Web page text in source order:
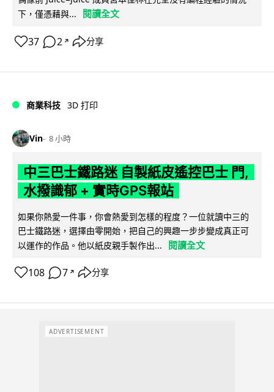
下，僅憑藉與...
閱讀全文
37 2 ↗ 分享
商業科技 3D 打印
Vin 8 小時
中三巴士鐵路迷 自製紙皮遙控巴士 門,
水撥識郁 + 實時GPS報站
如果你熱愛一件事，你會熱愛到怎樣的程度？一位就讀中三的
巴士鐵路迷，選擇由零開始，把自己的興趣一步步變成真正可
以運作的作品。他以紙皮親手製作出...
閱讀全文
108 7 ↗ 分享
ADVERTISEMENT